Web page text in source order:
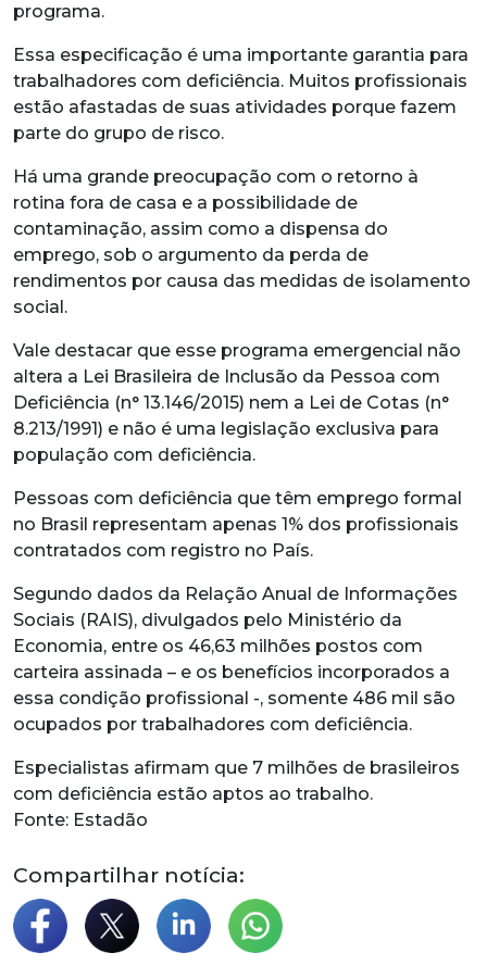
programa.
Essa especificação é uma importante garantia para
trabalhadores com deficiência. Muitos profissionais
estão afastadas de suas atividades porque fazem
parte do grupo de risco.
Há uma grande preocupação com o retorno à
rotina fora de casa e a possibilidade de
contaminação, assim como a dispensa do
emprego, sob o argumento da perda de
rendimentos por causa das medidas de isolamento
social.
Vale destacar que esse programa emergencial não
altera a Lei Brasileira de Inclusão da Pessoa com
Deficiência (n° 13.146/2015) nem a Lei de Cotas (n°
8.213/1991) e não é uma legislação exclusiva para
população com deficiência.
Pessoas com deficiência que têm emprego formal
no Brasil representam apenas 1% dos profissionais
contratados com registro no País.
Segundo dados da Relação Anual de Informações
Sociais (RAIS), divulgados pelo Ministério da
Economia, entre os 46,63 milhões postos com
carteira assinada – e os benefícios incorporados a
essa condição profissional -, somente 486 mil são
ocupados por trabalhadores com deficiência.
Especialistas afirmam que 7 milhões de brasileiros
com deficiência estão aptos ao trabalho.
Fonte: Estadão
Compartilhar notícia: